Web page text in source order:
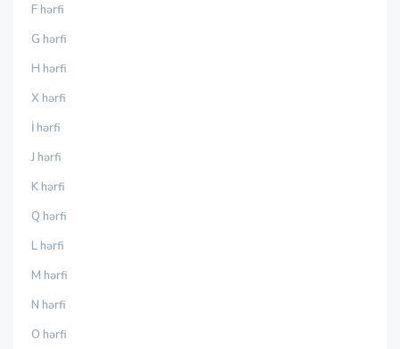
F hərfi
G hərfi
H hərfi
X hərfi
İ hərfi
J hərfi
K hərfi
Q hərfi
L hərfi
M hərfi
N hərfi
O hərfi